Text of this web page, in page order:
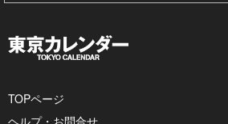
TOPページ